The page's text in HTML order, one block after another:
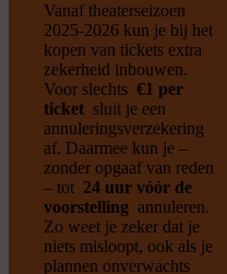
Vanaf theaterseizoen
2025-2026 kun je bij het
kopen van tickets extra
zekerheid inbouwen.
Voor slechts €1 per
ticket sluit je een
annuleringsverzekering
af. Daarmee kun je –
zonder opgaaf van reden
– tot 24 uur vóór de
voorstelling annuleren.
Zo weet je zeker dat je
niets misloopt, ook als je
plannen onverwachts